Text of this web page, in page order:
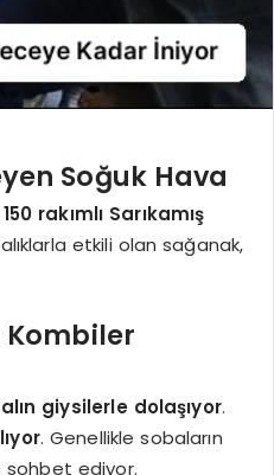
Soğuk Hava
rakımlı Sarıkamış
etkili olan sağanak,
Kombiler
giysilerle dolaşıyor.
. Genellikle sobaların
sohbet ediyor.